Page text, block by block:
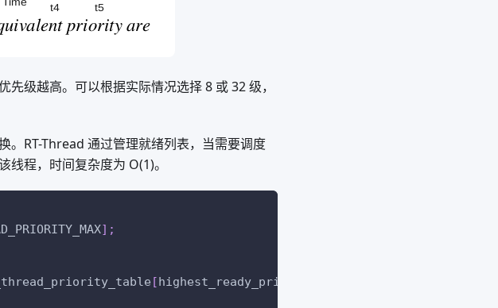
级越高。可以根据实际情况选择 8 或 32 级，
。RT-Thread 通过管理就绪列表，当需要调度
程，时间复杂度为 O(1)。
] ;
[highest_ready_priority